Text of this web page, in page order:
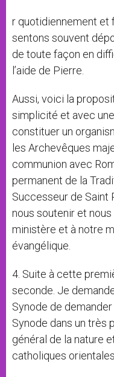
r quotidiennement et
sentons souvent
de toute façon en
l’aide de Pierre.
Aussi, voici la
simplicité et avec
constituer un
les Archevêques
communion avec
permanent de la
Successeur de Saint
nous soutenir et
ministère et à notre
évangélique.
4. Suite à cette
seconde. Je
Synode de
Synode dans un très
général de la nature
catholiques orientales.